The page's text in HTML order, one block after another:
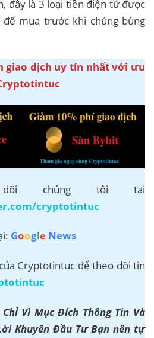
đây là 3 loại tiền điện tử được
mua trước khi chúng bùng
giao dịch uy tín nhất với ưu
chúng tôi tại
cryptotintuc
Google News
Cryptotintuc để theo dõi tin
Chỉ Vì Mục Đích Thông Tin Và
Khuyên Đầu Tư Bạn nên tự